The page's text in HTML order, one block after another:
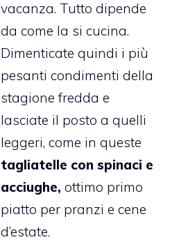
vacanza. Tutto dipende
da come la si cucina.
Dimenticate quindi i più
pesanti condimenti della
stagione fredda e
lasciate il posto a quelli
leggeri, come in queste
tagliatelle con spinaci e
acciughe, ottimo primo
piatto per pranzi e cene
d’estate.